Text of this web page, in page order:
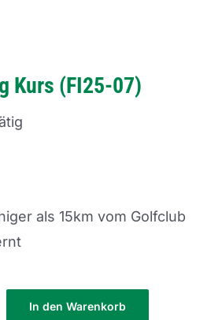
Kurs (FI25-07)
als 15km vom Golfclub
In den Warenkorb